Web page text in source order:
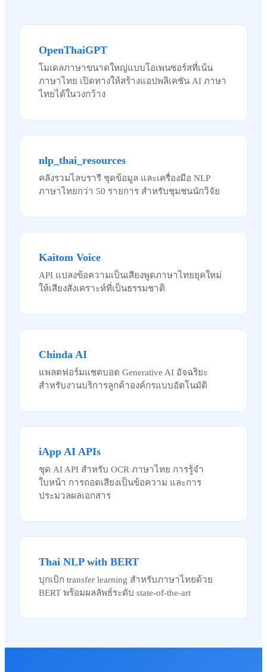
OpenThaiGPT
โมเดลภาษาขนาดใหญ่แบบโอเพนซอร์สที่เน้น
ภาษาไทย เปิดทางให้สร้างแอปพลิเคชัน AI ภาษา
ไทยได้ในวงกว้าง
nlp_thai_resources
คลังรวมไลบรารี ชุดข้อมูล และเครื่องมือ NLP
ภาษาไทยกว่า 50 รายการ สำหรับชุมชนนักวิจัย
Kaitom Voice
API แปลงข้อความเป็นเสียงพูดภาษาไทยยุคใหม่
ให้เสียงสังเคราะห์ที่เป็นธรรมชาติ
Chinda AI
แพลตฟอร์มแชตบอต Generative AI อัจฉริยะ
สำหรับงานบริการลูกค้าองค์กรแบบอัตโนมัติ
iApp AI APIs
ชุด AI API สำหรับ OCR ภาษาไทย การรู้จำ
ใบหน้า การถอดเสียงเป็นข้อความ และการ
ประมวลผลเอกสาร
Thai NLP with BERT
บุกเบิก transfer learning สำหรับภาษาไทยด้วย
BERT พร้อมผลลัพธ์ระดับ state-of-the-art